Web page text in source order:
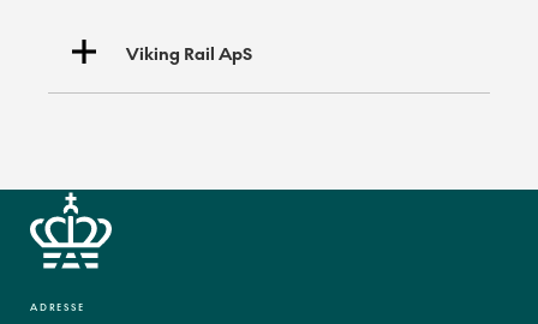
Viking Rail ApS
ADRESSE